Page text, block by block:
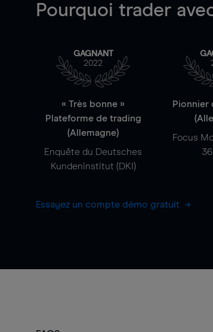
Pourquoi trader
GAGNANT
2022
« Très bonne »
Plateforme de trading
(Allemagne)
Enquête du Deutsches
Kundeninstitut (DKI)
Pionnier
Focus
Essayez un compte démo gratuit